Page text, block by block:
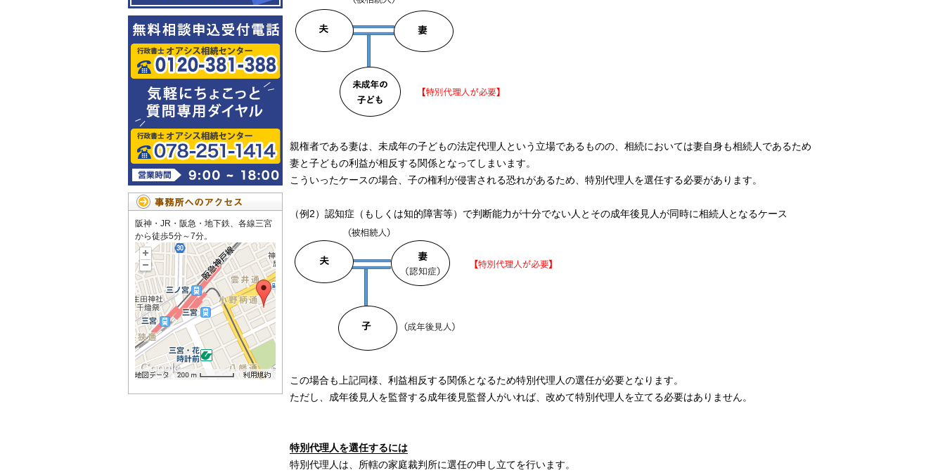
阪神・JR・阪急・地下鉄、各線三宮
から徒歩5分～7分。
親権者である妻は、未成年の子どもの法定代理人という立場であるものの、相続においては妻自身も相続人であるため
妻と子どもの利益が相反する関係となってしまいます。
こういったケースの場合、子の権利が侵害される恐れがあるため、特別代理人を選任する必要があります。
（例2）認知症（もしくは知的障害等）で判断能力が十分でない人とその成年後見人が同時に相続人となるケース
この場合も上記同様、利益相反する関係となるため特別代理人の選任が必要となります。
ただし、成年後見人を監督する成年後見監督人がいれば、改めて特別代理人を立てる必要はありません。
特別代理人を選任するには
特別代理人は、所轄の家庭裁判所に選任の申し立てを行います。